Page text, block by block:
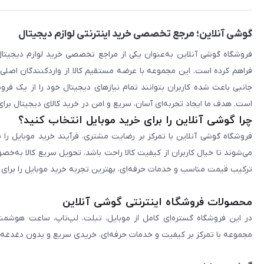
گوشی آنلاین؛ مرجع تخصصی خرید اینترنتی لوازم دیجیتال
فراهم کرده است. این مجموعه با عرضه مستقیم کالا از واردکنندگان
جانبی باعث شده کاربران بتوانند تمام نیازهای دیجیتال خود را از
است. هدف ما ایجاد تجربه‌ای آسان، سریع و امن در خرید کالای دیجیتال
چرا گوشی آنلاین را برای خرید موبایل انتخاب کنید؟
فروشگاه گوشی آنلاین با تمرکز بر رضایت مشتری، فرآیند خرید
می‌شوند تا خیال کاربران از کیفیت کالا راحت باشد. تحویل سریع کالا
ترکیب قیمت مناسب و خدمات حرفه‌ای، بهترین تجربه خرید موبایل را برای
محصولات فروشگاه اینترنتی گوشی آنلاین
در این فروشگاه گستره‌ای کامل از موبایل، تبلت، لپ‌تاپ، ساعت
مجموعه با تمرکز بر کیفیت و خدمات حرفه‌ای، خریدی سریع و بدون دغدغه